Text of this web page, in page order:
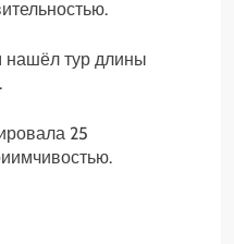
нашёл тур длины
25